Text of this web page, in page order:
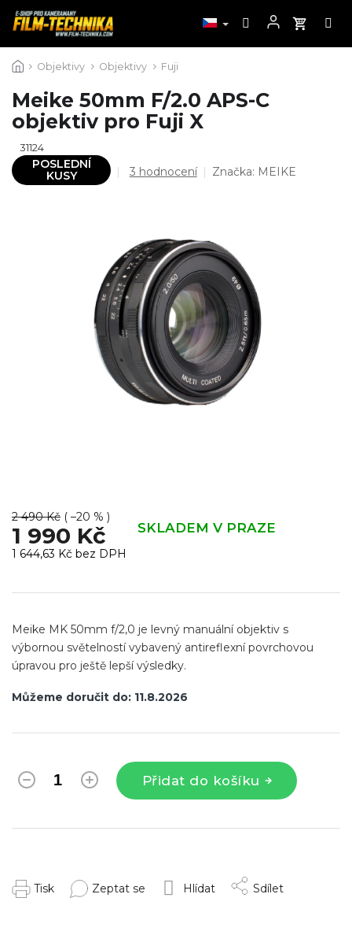
na
Objektivy Objektivy Fuji
Meike 50mm F/2.0 APS-C
objektiv pro Fuji X
31124
POSLEDNÍ
KUSY
Průměrné
z
5
hvězdiček.
3 hodnocení Značka: MEIKE
2 490 Kč ( –20 % )
1 990 Kč SKLADEM V PRAZE
1 644,63 Kč bez DPH
cena:
Můžeme doručit do: 11.8.2026
Přidat do košíku
Meike MK 50mm f/2,0 je levný manuální objektiv s
výbornou světelností vybavený antireflexní povrchovou
úpravou pro ještě lepší výsledky.
Tisk Zeptat se Hlídat Sdílet